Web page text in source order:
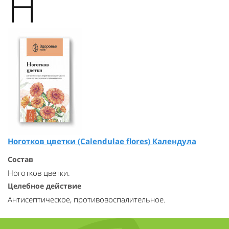
Ноготков цветки (Calendulae flores) Календула
Состав
Ноготков цветки.
Целебное действие
Антисептическое, противовоспалительное.